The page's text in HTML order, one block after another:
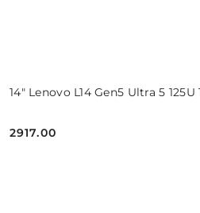
14" Lenovo L14 Gen5 Ultra 5 125U
Cena:
2917.00